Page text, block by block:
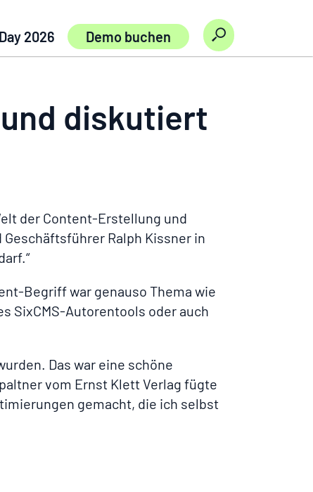
2026 Demo buchen Suche
diskutiert
der Content-Erstellung und
Ralph Kissner in
Begriff war genauso Thema wie
SixCMS-Autorentools oder auch
Das war eine schöne
vom Ernst Klett Verlag fügte
gemacht, die ich selbst